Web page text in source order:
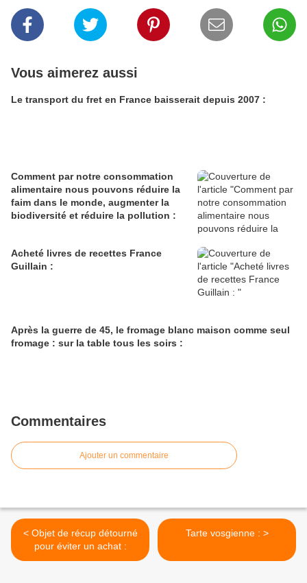
Vous aimerez aussi
Le transport du fret en France baisserait depuis 2007 :
Comment par notre consommation
alimentaire nous pouvons réduire la
faim dans le monde, augmenter la
biodiversité et réduire la pollution :
Acheté livres de recettes France
Guillain :
Après la guerre de 45, le fromage blanc maison comme seul
fromage : sur la table tous les soirs :
Commentaires
Ajouter un commentaire
< Objet de récup détourné
pour éviter un achat :
Tarte vosgienne : >